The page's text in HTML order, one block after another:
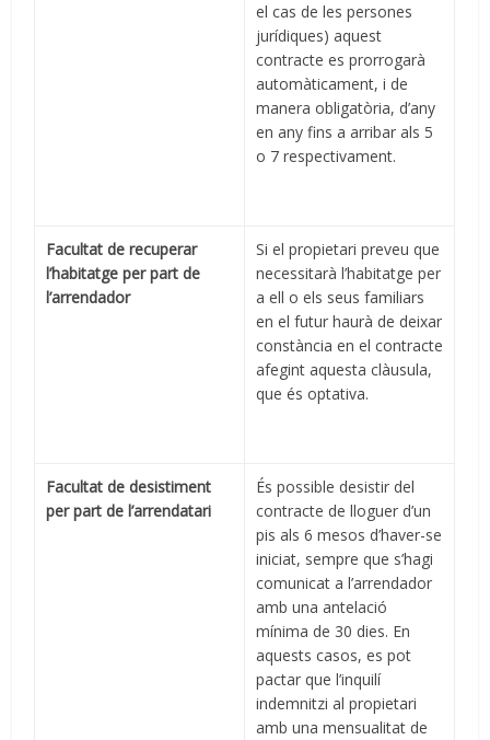
el cas de les persones
jurídiques) aquest
contracte es prorrogarà
automàticament, i de
manera obligatòria, d’any
en any fins a arribar als 5
o 7 respectivament.
Facultat de recuperar
l’habitatge per part de
l’arrendador
Si el propietari preveu que
necessitarà l’habitatge per
a ell o els seus familiars
en el futur haurà de deixar
constància en el contracte
afegint aquesta clàusula,
que és optativa.
Facultat de desistiment
per part de l’arrendatari
És possible desistir del
contracte de lloguer d’un
pis als 6 mesos d’haver-se
iniciat, sempre que s’hagi
comunicat a l’arrendador
amb una antelació
mínima de 30 dies. En
aquests casos, es pot
pactar que l’inquilí
indemnitzi al propietari
amb una mensualitat de